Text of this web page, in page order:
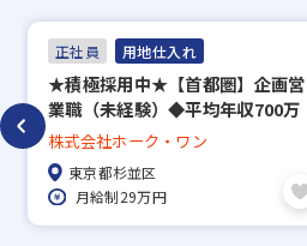
正社員 用地仕入れ
★積極採用中★【首都圏】企画営
業職（未経験）◆平均年収700万
◆未経験でも年収406万～◆顧客
関係構築にフォーカスした営業◆
未経験入社でも早期に不動産のプ
ロフェッショナルへ！
株式会社ホーク・ワン
東京都杉並区
月給制29万円